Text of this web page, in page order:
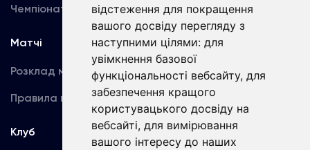
відстеження для покращення
вашого досвіду перегляду з
наступними цілями: для
увімкнення базової
функціональності вебсайту, для
забезпечення кращого
користувацького досвіду на
вебсайті, для вимірювання
вашого інтересу до наших
Чемпіонат України Акредитація
Матчі
Розклад матчів
Правила поведінки
Команда
Перша команда
U19
Клуб